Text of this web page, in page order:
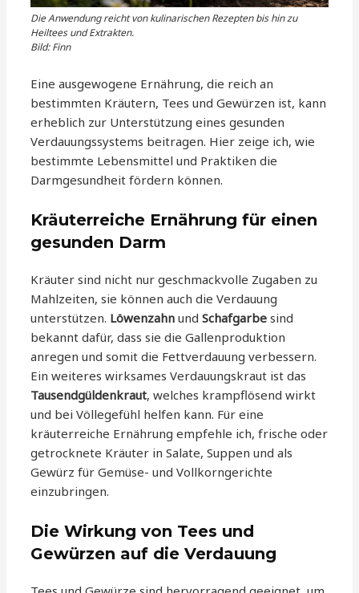
Die Anwendung reicht von kulinarischen Rezepten bis hin zu
Heiltees und Extrakten.
Bild: Finn
Eine ausgewogene Ernährung, die reich an
bestimmten Kräutern, Tees und Gewürzen ist, kann
erheblich zur Unterstützung eines gesunden
Verdauungssystems beitragen. Hier zeige ich, wie
bestimmte Lebensmittel und Praktiken die
Darmgesundheit fördern können.
Kräuterreiche Ernährung für einen
gesunden Darm
Kräuter sind nicht nur geschmackvolle Zugaben zu
Mahlzeiten, sie können auch die Verdauung
unterstützen. Löwenzahn undSchafgarbe sind
bekannt dafür, dass sie die Gallenproduktion
anregen und somit die Fettverdauung verbessern.
Ein weiteres wirksames Verdauungskraut ist das
Tausendgüldenkraut, welches krampflösend wirkt
und bei Völlegefühl helfen kann. Für eine
kräuterreiche Ernährung empfehle ich, frische oder
getrocknete Kräuter in Salate, Suppen und als
Gewürz für Gemüse- und Vollkorngerichte
einzubringen.
Die Wirkung von Tees und
Gewürzen auf die Verdauung